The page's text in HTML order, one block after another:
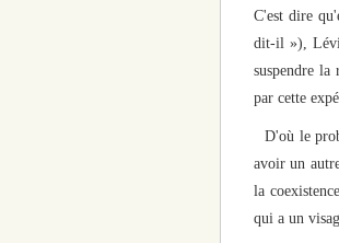
C'est dire
dit-il »),
suspendre la
par cette
D'où le
avoir un
la
qui a un